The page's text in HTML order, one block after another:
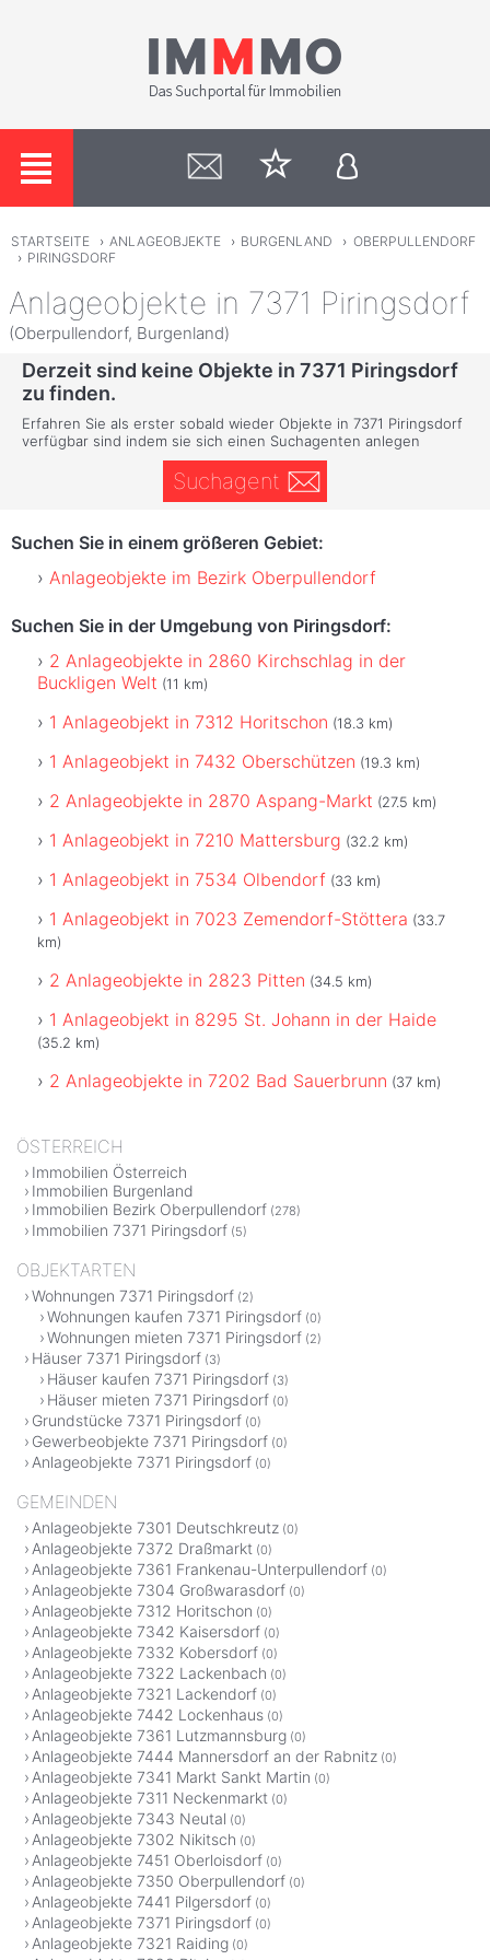
STARTSEITE › ANLAGEOBJEKTE › BURGENLAND › OBERPULLENDORF
› PIRINGSDORF
Anlageobjekte in 7371 Piringsdorf
(Oberpullendorf, Burgenland)
Derzeit sind keine Objekte in 7371 Piringsdorf
zu finden.
Erfahren Sie als erster sobald wieder Objekte in 7371 Piringsdorf
verfügbar sind indem sie sich einen Suchagenten anlegen
Suchagent
Suchen Sie in einem größeren Gebiet:
Anlageobjekte im Bezirk Oberpullendorf
Suchen Sie in der Umgebung von Piringsdorf:
2 Anlageobjekte in 2860 Kirchschlag in der
Buckligen Welt (11 km)
1 Anlageobjekt in 7312 Horitschon (18.3 km)
1 Anlageobjekt in 7432 Oberschützen (19.3 km)
2 Anlageobjekte in 2870 Aspang-Markt (27.5 km)
1 Anlageobjekt in 7210 Mattersburg (32.2 km)
1 Anlageobjekt in 7534 Olbendorf (33 km)
1 Anlageobjekt in 7023 Zemendorf-Stöttera (33.7
km)
2 Anlageobjekte in 2823 Pitten (34.5 km)
1 Anlageobjekt in 8295 St. Johann in der Haide
(35.2 km)
2 Anlageobjekte in 7202 Bad Sauerbrunn (37 km)
ÖSTERREICH
Immobilien Österreich
Immobilien Burgenland
Immobilien Bezirk Oberpullendorf (278)
Immobilien 7371 Piringsdorf (5)
OBJEKTARTEN
Wohnungen 7371 Piringsdorf (2)
Wohnungen kaufen 7371 Piringsdorf (0)
Wohnungen mieten 7371 Piringsdorf (2)
Häuser 7371 Piringsdorf (3)
Häuser kaufen 7371 Piringsdorf (3)
Häuser mieten 7371 Piringsdorf (0)
Grundstücke 7371 Piringsdorf (0)
Gewerbeobjekte 7371 Piringsdorf (0)
Anlageobjekte 7371 Piringsdorf (0)
GEMEINDEN
Anlageobjekte 7301 Deutschkreutz (0)
Anlageobjekte 7372 Draßmarkt (0)
Anlageobjekte 7361 Frankenau-Unterpullendorf (0)
Anlageobjekte 7304 Großwarasdorf (0)
Anlageobjekte 7312 Horitschon (0)
Anlageobjekte 7342 Kaisersdorf (0)
Anlageobjekte 7332 Kobersdorf (0)
Anlageobjekte 7322 Lackenbach (0)
Anlageobjekte 7321 Lackendorf (0)
Anlageobjekte 7442 Lockenhaus (0)
Anlageobjekte 7361 Lutzmannsburg (0)
Anlageobjekte 7444 Mannersdorf an der Rabnitz (0)
Anlageobjekte 7341 Markt Sankt Martin (0)
Anlageobjekte 7311 Neckenmarkt (0)
Anlageobjekte 7343 Neutal (0)
Anlageobjekte 7302 Nikitsch (0)
Anlageobjekte 7451 Oberloisdorf (0)
Anlageobjekte 7350 Oberpullendorf (0)
Anlageobjekte 7441 Pilgersdorf (0)
Anlageobjekte 7371 Piringsdorf (0)
Anlageobjekte 7321 Raiding (0)